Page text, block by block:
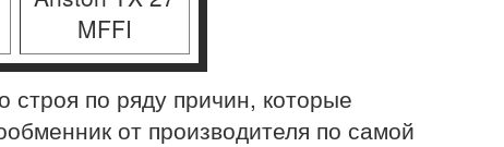
MFFI
по ряду причин, которые
от производителя по самой